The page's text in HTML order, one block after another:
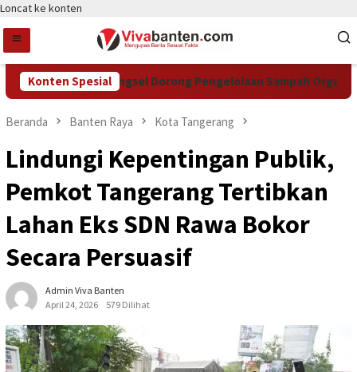
Loncat ke konten
Konten Spesial
DCKTR Tangsel Dorong Pengelolaan Sampah Organik
Beranda Banten Raya Kota Tangerang
Lindungi Kepentingan Publik,
Pemkot Tangerang Tertibkan
Lahan Eks SDN Rawa Bokor
Secara Persuasif
Admin Viva Banten
April 24, 2026
579 Dilihat